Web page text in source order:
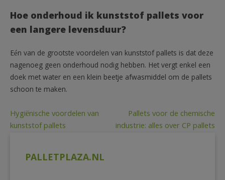
Hoe onderhoud ik kunststof pallets voor
een langere levensduur?
Eén van de grootste voordelen van kunststof pallets is dat deze
nagenoeg geen onderhoud nodig hebben. Het vergt enkel een
doek met water en een klein beetje afwasmiddel om de pallets
schoon te maken.
Bericht
navigatie
Hygiënische voordelen van
kunststof pallets
Pallets voor de chemische
industrie: alles over CP pallets
PALLETPLAZA.NL